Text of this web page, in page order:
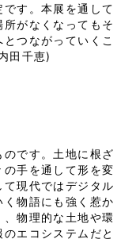
す。本展を通して
がなくなってもそ
つながっていくこ
田千恵)
です。土地に根ざ
の手を通して形を変
現代ではデジタル
物語にも強く惹か
物理的な土地や環
エコシステムだと